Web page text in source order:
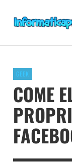
GEEK
COME